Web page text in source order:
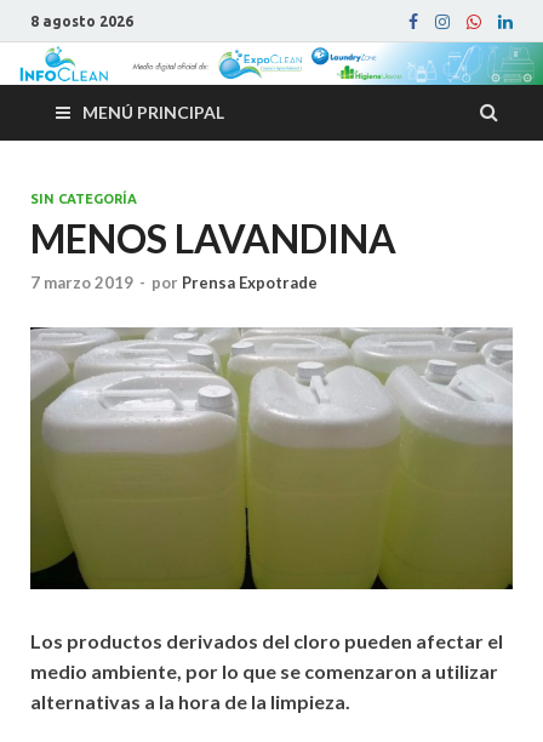
8 agosto 2026
MENÚ PRINCIPAL
SIN CATEGORÍA
MENOS LAVANDINA
7 marzo 2019 - por Prensa Expotrade
Los productos derivados del cloro pueden afectar el
medio ambiente, por lo que se comenzaron a utilizar
alternativas a la hora de la limpieza.